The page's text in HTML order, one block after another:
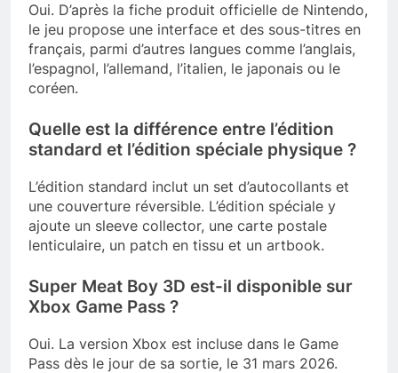
Oui. D’après la fiche produit officielle de Nintendo,
le jeu propose une interface et des sous-titres en
français, parmi d’autres langues comme l’anglais,
l’espagnol, l’allemand, l’italien, le japonais ou le
coréen.
Quelle est la différence entre l’édition
standard et l’édition spéciale physique ?
L’édition standard inclut un set d’autocollants et
une couverture réversible. L’édition spéciale y
ajoute un sleeve collector, une carte postale
lenticulaire, un patch en tissu et un artbook.
Super Meat Boy 3D est-il disponible sur
Xbox Game Pass ?
Oui. La version Xbox est incluse dans le Game
Pass dès le jour de sa sortie, le 31 mars 2026.